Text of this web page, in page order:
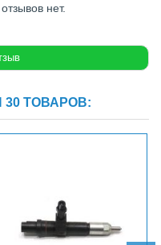
нет.
30 ТОВАРОВ: